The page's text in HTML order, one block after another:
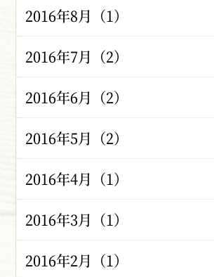
2016年8月（1）
2016年7月（2）
2016年6月（2）
2016年5月（2）
2016年4月（1）
2016年3月（1）
2016年2月（1）